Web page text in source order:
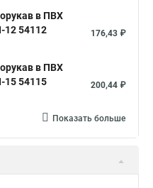
в ПВХ
12 54112
176,43 ₽
в ПВХ
15 54115
200,44 ₽
Показать больше